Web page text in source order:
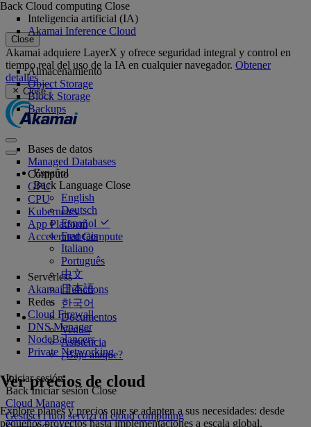
Close
Akamai adquiere LayerX y ofrece seguridad integral y control en
tiempo real del uso de la IA en cualquier navegador. Obtener
detalles
Close
Español
Back Language Close
English
Deutsch
Español
Français
Italiano
Português
中文
日本語
한국어
Documentos
Ventas
Asistencia
¿Bajo ataque?
Iniciar sesión
Back Iniciar sesión Close
Cloud Manager
Gestisci i tuoi servizi di cloud computing
Back Cloud computing Close
Inteligencia artificial (IA)
Akamai Inference Cloud
Almacenamiento
Object Storage
Block Storage
Backups
Bases de datos
Managed Databases
Cómputo
GPU
CPU
Kubernetes
App Platform
Accelerated Compute
Serverless
Akamai Functions
Redes
Cloud Firewall
DNS Manager
NodeBalancers
Private Networking
Ver precios de cloud
Explore planes y precios que se adapten a sus necesidades: desde
pequeños proyectos hasta implementaciones a escala global.